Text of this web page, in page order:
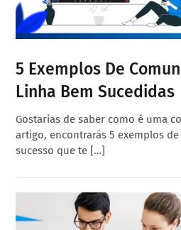
5 Exemplos De
Linha Bem Sucedidas
Gostarias de saber como é uma
artigo, encontrarás 5 exemplos
sucesso que te […]